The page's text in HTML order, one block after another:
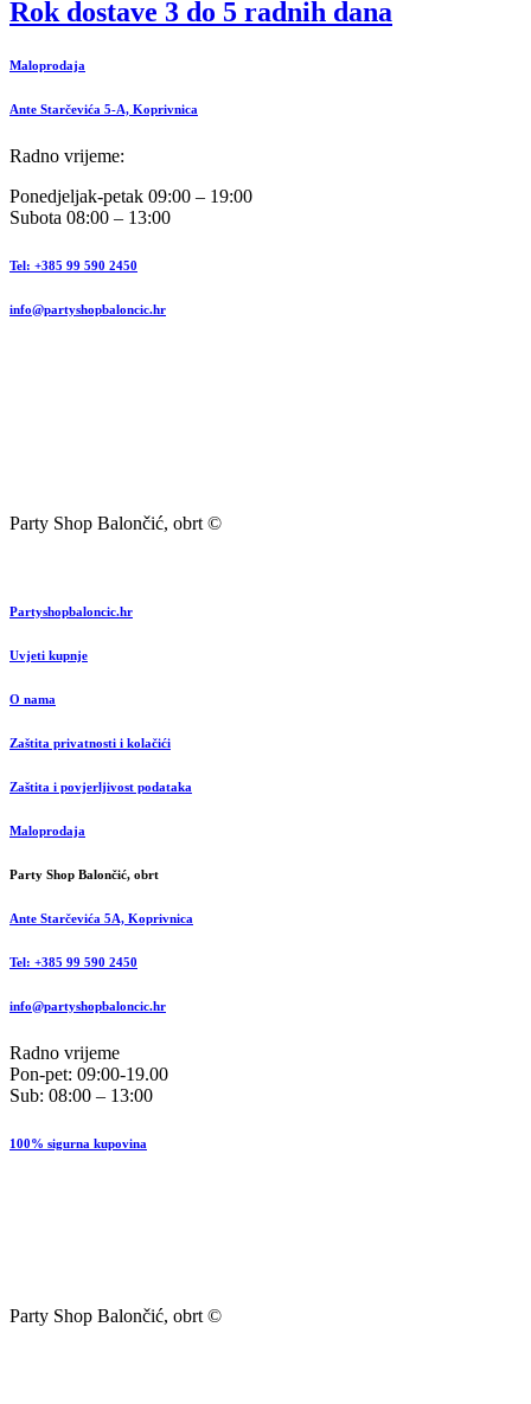
Rok dostave 3 do 5 radnih dana
Maloprodaja
Ante Starčevića 5-A, Koprivnica
Radno vrijeme:
Ponedjeljak-petak 09:00 – 19:00
Subota 08:00 – 13:00
Tel: +385 99 590 2450
info@partyshopbaloncic.hr
Party Shop Balončić, obrt ©
Partyshopbaloncic.hr
Uvjeti kupnje
O nama
Zaštita privatnosti i kolačići
Zaštita i povjerljivost podataka
Maloprodaja
Party Shop Balončić, obrt
Ante Starčevića 5A, Koprivnica
Tel: +385 99 590 2450
info@partyshopbaloncic.hr
Radno vrijeme
Pon-pet: 09:00-19.00
Sub: 08:00 – 13:00
100% sigurna kupovina
Party Shop Balončić, obrt ©